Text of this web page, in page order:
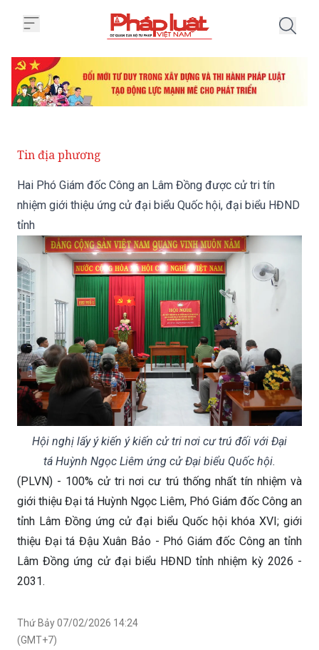
Tin địa phương
Hai Phó Giám đốc Công an Lâm Đồng được cử tri tín
nhiệm giới thiệu ứng cử đại biểu Quốc hội, đại biểu HĐND
tỉnh
Hội nghị lấy ý kiến ý kiến cử tri nơi cư trú đối với Đại
tá Huỳnh Ngọc Liêm ứng cử Đại biểu Quốc hội.
(PLVN) - 100% cử tri nơi cư trú thống nhất tín nhiệm và
giới thiệu Đại tá Huỳnh Ngọc Liêm, Phó Giám đốc Công an
tỉnh Lâm Đồng ứng cử đại biểu Quốc hội khóa XVI; giới
thiệu Đại tá Đậu Xuân Bảo - Phó Giám đốc Công an tỉnh
Lâm Đồng ứng cử đại biểu HĐND tỉnh nhiệm kỳ 2026 -
2031.
Thứ Bảy 07/02/2026 14:24
(GMT+7)